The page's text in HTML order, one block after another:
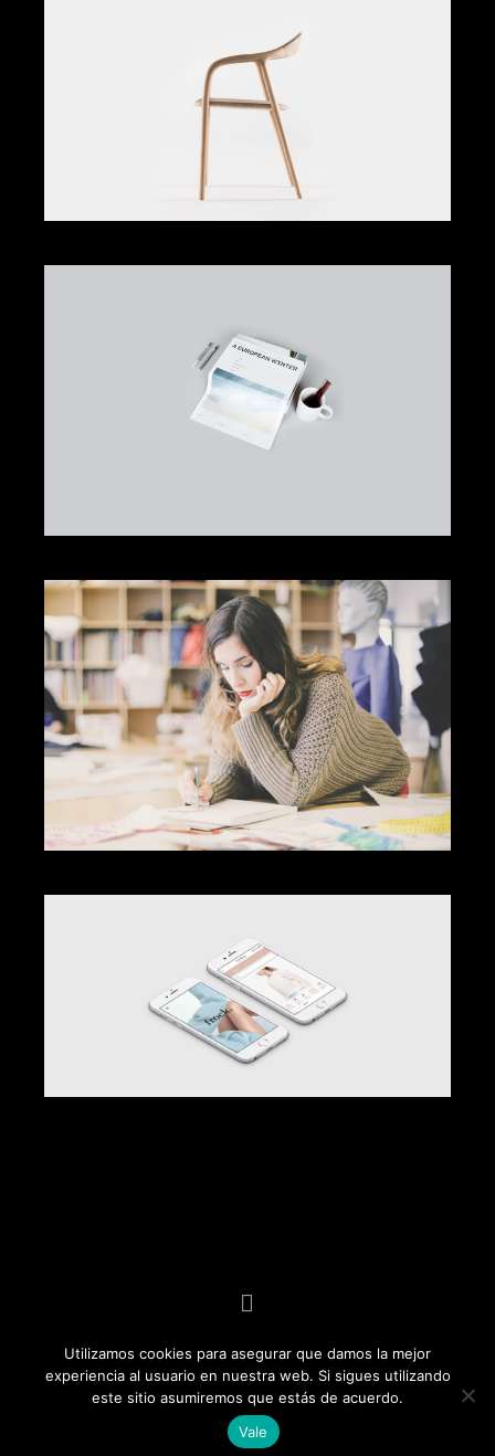
© Rego Curten 2020
Utilizamos cookies para asegurar que damos la mejor
experiencia al usuario en nuestra web. Si sigues utilizando
este sitio asumiremos que estás de acuerdo.
Vale